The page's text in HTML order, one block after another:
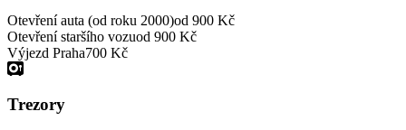
Otevření auta (od roku 2000)od 900 Kč
Otevření staršího vozuod 900 Kč
Výjezd Praha700 Kč
Trezory